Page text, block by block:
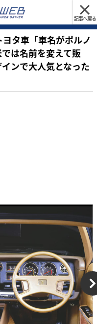
記事へ戻る
タ車「車名がポルノ
は名前を変えて販
ンで大人気となった